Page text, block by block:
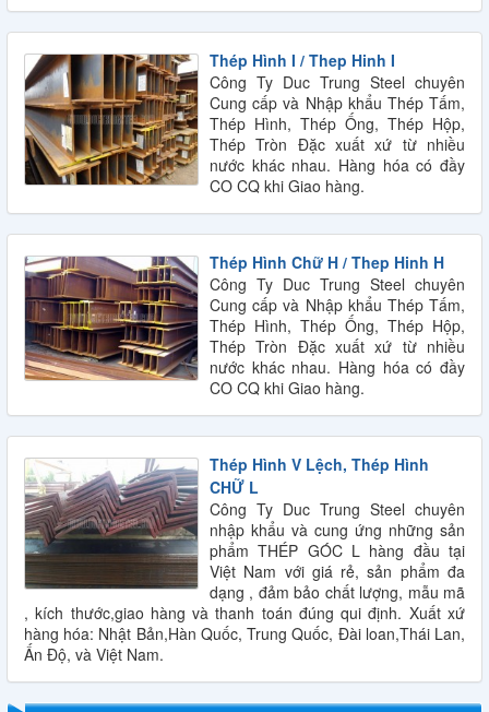
Thép Hình I / Thep Hinh I
Công Ty Duc Trung Steel chuyên
Cung cấp và Nhập khẩu Thép Tấm,
Thép Hình, Thép Ống, Thép Hộp,
Thép Tròn Đặc xuất xứ từ nhiều
nước khác nhau. Hàng hóa có đầy
CO CQ khi Giao hàng.
Thép Hình Chữ H / Thep Hinh H
Công Ty Duc Trung Steel chuyên
Cung cấp và Nhập khẩu Thép Tấm,
Thép Hình, Thép Ống, Thép Hộp,
Thép Tròn Đặc xuất xứ từ nhiều
nước khác nhau. Hàng hóa có đầy
CO CQ khi Giao hàng.
Thép Hình V Lệch, Thép Hình
CHỮ L
Công Ty Duc Trung Steel chuyên
nhập khẩu và cung ứng những sản
phẩm THÉP GÓC L hàng đầu tại
Việt Nam với giá rẻ, sản phẩm đa
dạng , đảm bảo chất lượng, mẫu mã
, kích thước,giao hàng và thanh toán đúng qui định. Xuất xứ
hàng hóa: Nhật Bản,Hàn Quốc, Trung Quốc, Đài loan,Thái Lan,
Ấn Độ, và Việt Nam.
QUY CÁCH THÉP HÌNH U
QUY CÁCH THÉP HÌNH H